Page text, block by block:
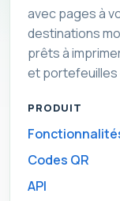
avec pages à
destinations
prêts à
et portefeuilles
PRODUIT
Codes QR
API